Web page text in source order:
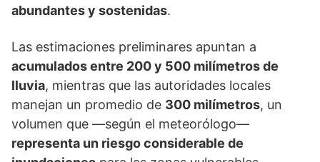
abundantes y sostenidas.
Las estimaciones preliminares apuntan a
acumulados entre 200 y 500 milímetros de
lluvia, mientras que las autoridades locales
manejan un promedio de 300 milímetros, un
volumen que —según el meteorólogo—
representa un riesgo considerable de